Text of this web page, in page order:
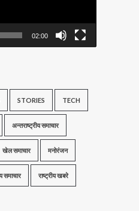
02:00
STORIES TECH
अन्तराष्ट्रीय समाचार
खेल समाचार मनोरंजन
समाचार राष्ट्रीय खबरे